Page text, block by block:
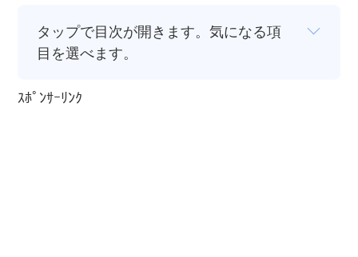
タップで目次が開きます。気になる項
目を選べます。
ｽﾎﾟﾝｻｰﾘﾝｸ